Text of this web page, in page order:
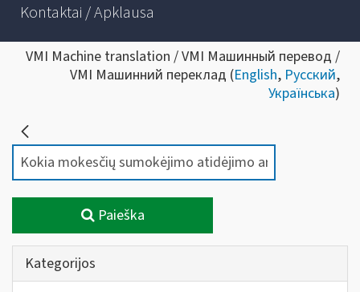
Kontaktai / Apklausa
VMI Machine translation / VMI Машинный перевод /
VMI Машинний переклад (English, Русский,
Українська)
Paieška
Kategorijos